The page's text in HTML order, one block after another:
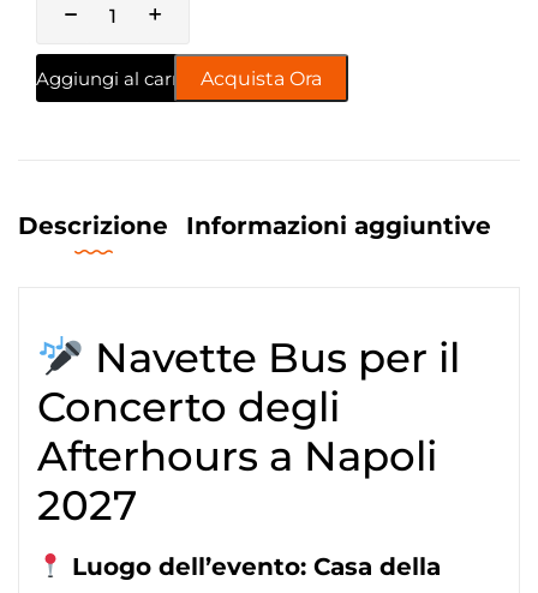
Aggiungi al carrelloAcquista Ora
Descrizione Informazioni aggiuntive
Navette Bus per il
Concerto degli
Afterhours a Napoli
2027
Luogo dell’evento: Casa della